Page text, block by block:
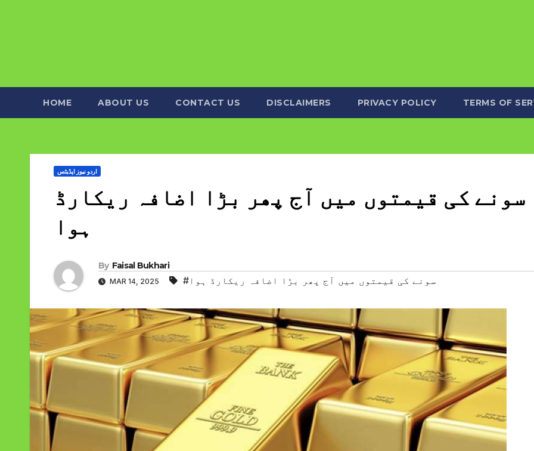
HOME ABOUT US CONTACT US DISCLAIMERS PRIVACY POLICY TERMS OF
اردو نیوز اپڈیٹس
سونے کی قیمتوں میں آج پھر بڑا اضافہ ریکارڈ
ہوا
By Faisal Bukhari
MAR 14, 2025 #سونے کی قیمتوں میں آج پھر بڑا اضافہ ریکارڈ ہوا